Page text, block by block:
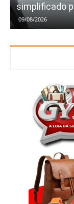
simplificado
09/08/2026